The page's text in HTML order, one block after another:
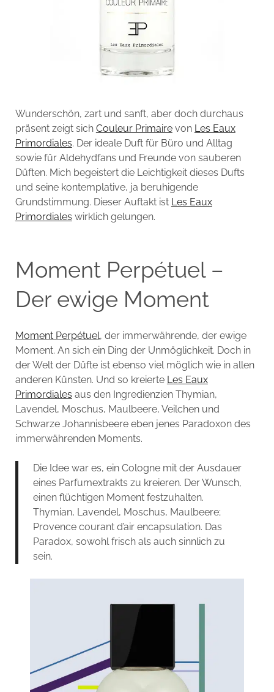
Wunderschön, zart und sanft, aber doch durchaus
präsent zeigt sich Couleur Primairevon Les Eaux
Primordiales. Der ideale Duft für Büro und Alltag
sowie für Aldehydfans und Freunde von sauberen
Düften. Mich begeistert die Leichtigkeit dieses Dufts
und seine kontemplative, ja beruhigende
Grundstimmung. Dieser Auftakt ist Les Eaux
Primordiales wirklich gelungen.
Moment Perpétuel –
Der ewige Moment
Moment Perpétuel, der immerwährende, der ewige
Moment. An sich ein Ding der Unmöglichkeit. Doch in
der Welt der Düfte ist ebenso viel möglich wie in allen
anderen Künsten. Und so kreierte Les Eaux
Primordiales aus den Ingredienzien Thymian,
Lavendel, Moschus, Maulbeere, Veilchen und
Schwarze Johannisbeere eben jenes Paradoxon des
immerwährenden Moments.
Die Idee war es, ein Cologne mit der Ausdauer
eines Parfumextrakts zu kreieren. Der Wunsch,
einen flüchtigen Moment festzuhalten.
Thymian, Lavendel, Moschus, Maulbeere;
Provence courant d’air encapsulation. Das
Paradox, sowohl frisch als auch sinnlich zu
sein.